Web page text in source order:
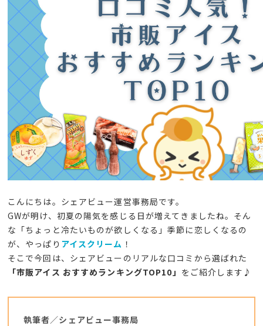
こんにちは。シェアビュー運営事務局です。
GWが明け、初夏の陽気を感じる日が増えてきましたね。そん
な「ちょっと冷たいものが欲しくなる」季節に恋しくなるの
が、やっぱり アイスクリーム ！
そこで今回は、シェアビューのリアルな口コミから選ばれた
「市販アイス おすすめランキングTOP10」 をご紹介します♪
執筆者／シェアビュー事務局